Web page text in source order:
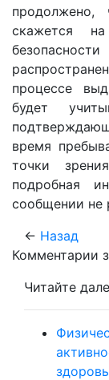
скажется
процессе
будет
время
точки
подробная
сообщении не
← Назад
Комментарии
Читайте